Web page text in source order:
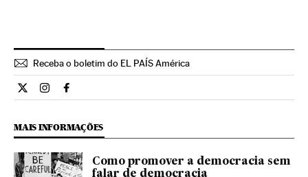
Receba o boletim do EL PAÍS América
Internacional El País Brasil en Twitter
Internacional El País Brasil en Instagram
Internacional El País Brasil en Facebook
MAIS INFORMAÇÕES
Como promover a democracia sem
falar de democracia